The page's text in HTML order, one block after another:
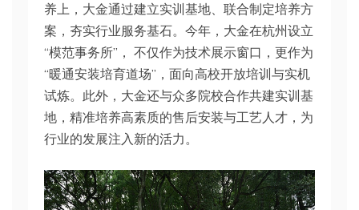
养上，大金通过建立实训基地、联合制定培养方
案，夯实行业服务基石。今年，大金在杭州设立
“模范事务所”， 不仅作为技术展示窗口，更作为
“暖通安装培育道场”，面向高校开放培训与实机
试炼。此外，大金还与众多院校合作共建实训基
地，精准培养高素质的售后安装与工艺人才，为
行业的发展注入新的活力。